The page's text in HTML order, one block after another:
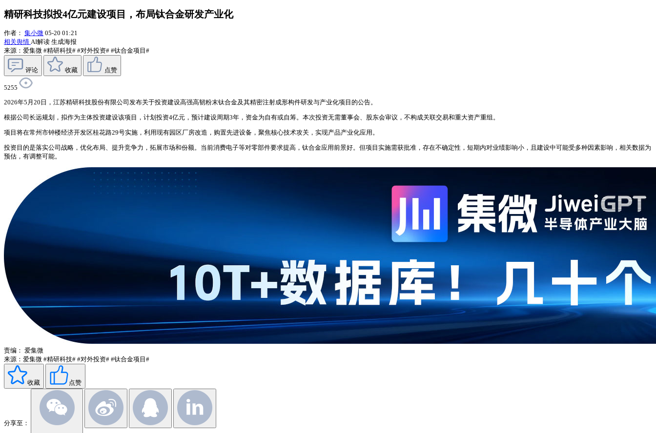
精研科技拟投4亿元建设项目，布局钛合金研发产业化
作者： 集小微 05-20 01:21
相关舆情 AI解读 生成海报
来源：爱集微 #精研科技# #对外投资# #钛合金项目#
评论 收藏 点赞
5255
2026年5月20日，江苏精研科技股份有限公司发布关于投资建设高强高韧粉末钛合金及其精密注射成形构件研发与产业化项目的公告。
根据公司长远规划，拟作为主体投资建设该项目，计划投资4亿元，预计建设周期3年，资金为自有或自筹。本次投资无需董事会、股东会审议，不构成关联交易和重大资产重组。
项目将在常州市钟楼经济开发区桂花路29号实施，利用现有园区厂房改造，购置先进设备，聚焦核心技术攻关，实现产品产业化应用。
投资目的是落实公司战略，优化布局、提升竞争力，拓展市场和份额。当前消费电子等对零部件要求提高，钛合金应用前景好。但项目实施需获批准，存在不确定性，短期内对业绩影响小，且建设中可能受多种因素影响，相关数据为
预估，有调整可能。
责编： 爱集微
来源：爱集微 #精研科技# #对外投资# #钛合金项目#
收藏 点赞
分享至：